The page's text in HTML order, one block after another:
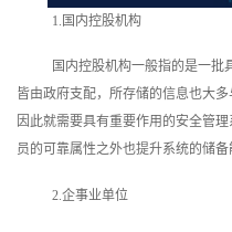
1.国内控股机构
国内控股机构一般指的是一批
皆由政府支配，所存储的信息也大
因此就需要具有重要作用的安全管
员的可靠属性之外也提升系统的储备
2.企事业单位